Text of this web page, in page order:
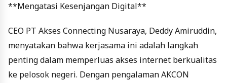
**Mengatasi Kesenjangan Digital**
CEO PT Akses Connecting Nusaraya, Deddy Amiruddin,
menyatakan bahwa kerjasama ini adalah langkah
penting dalam memperluas akses internet berkualitas
ke pelosok negeri. Dengan pengalaman AKCON